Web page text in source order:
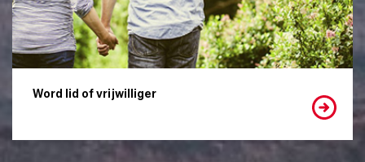
Word lid of vrijwilliger